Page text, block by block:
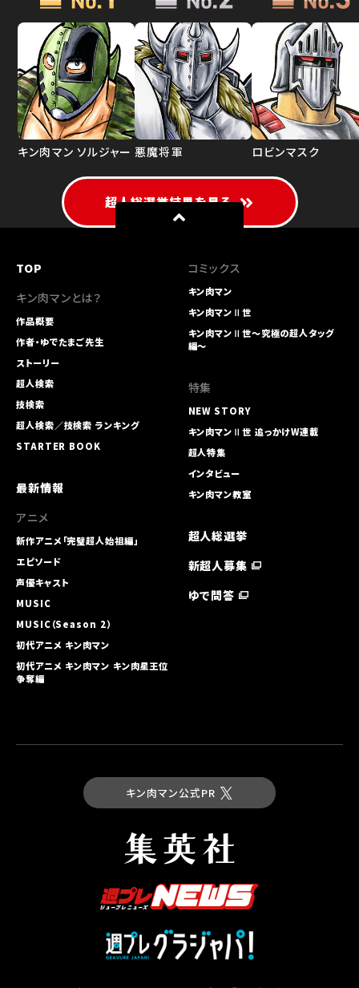
キン肉マン 第93巻
キン肉マン ソルジャー 悪魔将軍 ロビンマスク
超人総選挙結果を見る
TOP
キン肉マンとは？
作品概要
作者・ゆでたまご先生
ストーリー
超人検索
技検索
超人検索／技検索 ランキング
STARTER BOOK
最新情報
アニメ
新作アニメ「完璧超人始祖編」
エピソード
声優キャスト
MUSIC
MUSIC（Season 2）
初代アニメ キン⾁マン
初代アニメ キン⾁マン キン⾁星王位
争奪編
コミックス
キン肉マン
キン肉マンⅡ世
キン肉マンⅡ世～究極の超人タッグ
編～
特集
NEW STORY
キン肉マンⅡ世 追っかけW連載
超人特集
インタビュー
キン肉マン教室
超人総選挙
新超人募集
ゆで問答
キン肉マン公式PR